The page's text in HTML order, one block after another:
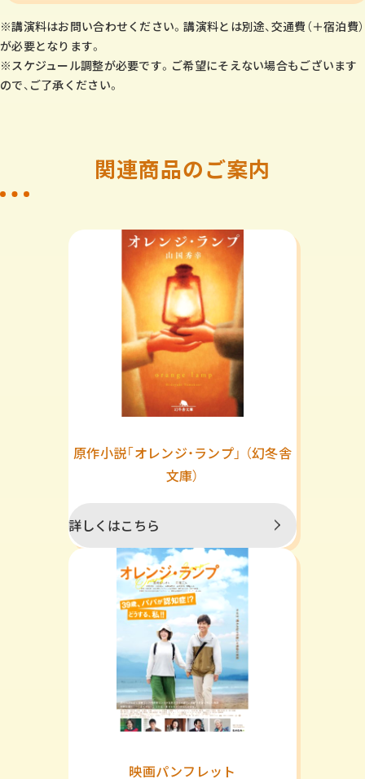
※講演料はお問い合わせください。講演料とは別途、交通費（＋宿泊費）
が必要となります。
※スケジュール調整が必要です。ご希望にそえない場合もございます
ので、ご了承ください。
関連商品のご案内
原作小説「オレンジ・ランプ」 （幻冬舎
文庫）
詳しくはこちら
映画パンフレット